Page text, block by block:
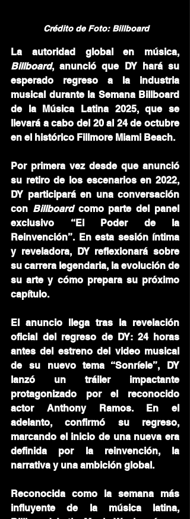
Crédito de Foto: Billboard
Billboard, anunció que DY hará su
esperado regreso a la industria
musical durante la Semana Billboard
de la Música Latina 2025, que se
llevará a cabo del 20 al 24 de octubre
en el histórico Fillmore Miami Beach.
Por primera vez desde que anunció
su retiro de los escenarios en 2022,
DY participará en una conversación
con Billboard como parte del panel
exclusivo
“El Poder de la
Reinvención”. En esta sesión íntima
y reveladora, DY reflexionará sobre
su carrera legendaria, la evolución de
su arte y cómo prepara su próximo
capítulo.
El anuncio llega tras la revelación
oficial del regreso de DY: 24 horas
antes del estreno del video musical
de su nuevo tema “Sonríele”, DY
lanzó un tráiler impactante
protagonizado por el reconocido
actor Anthony Ramos. En el
adelanto, confirmó su regreso,
marcando el inicio de una nueva era
definida por la reinvención, la
narrativa y una ambición global.
Reconocida como la semana más
influyente de la música latina,